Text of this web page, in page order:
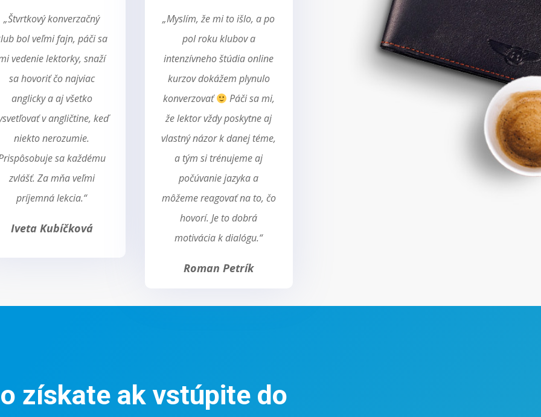
„Štvrtkový konverzačný
bol veľmi fajn, páči sa
vedenie lektorky, snaží
sa hovoriť čo najviac
anglicky a aj všetko
v angličtine, keď
niekto nerozumie.
sa každému
zvlášť. Za mňa veľmi
príjemná lekcia.“
Iveta Kubíčková
„Myslím, že mi to išlo, a po
pol roku klubov a
intenzívneho štúdia online
kurzov dokážem plynulo
konverzovať
Páči sa mi,
že lektor vždy poskytne aj
vlastný názor k danej téme,
a tým si trénujeme aj
počúvanie jazyka a
môžeme reagovať na to, čo
hovorí. Je to dobrá
motivácia k dialógu.“
Roman Petrík
získate ak vstúpite do